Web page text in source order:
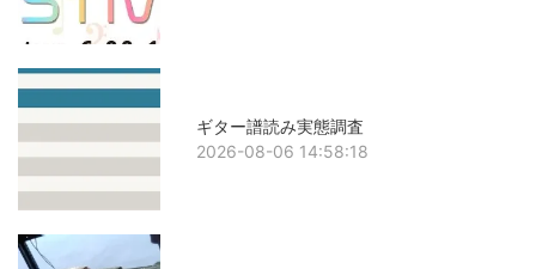
ギター譜読み実態調査
2026-08-06 14:58:18